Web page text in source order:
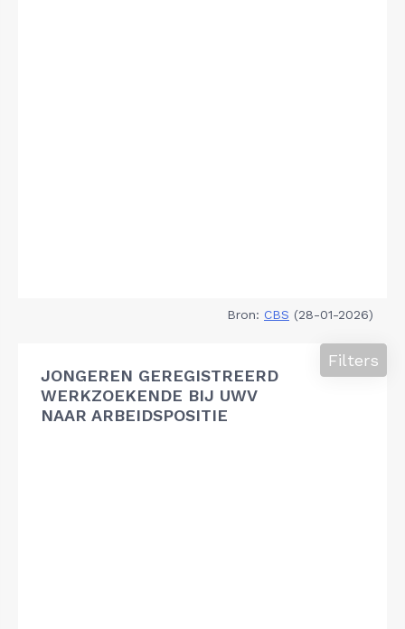
Bron: CBS (28-01-2026)
JONGEREN GEREGISTREERD
WERKZOEKENDE BIJ UWV
NAAR ARBEIDSPOSITIE
Filters